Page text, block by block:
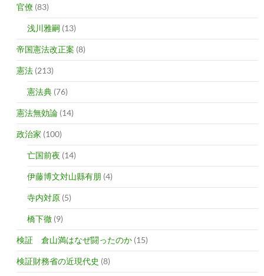
官僚 (83)
浅川雅嗣 (13)
帝国憲法改正案 (8)
憲法 (213)
憲法典 (76)
憲法無効論 (14)
政治家 (100)
亡国前夜 (14)
伊藤博文対山縣有朋 (4)
寺内対原 (5)
橋下徹 (9)
検証 倉山満はなぜ闘ったのか (15)
検証財務省の近現代史 (8)